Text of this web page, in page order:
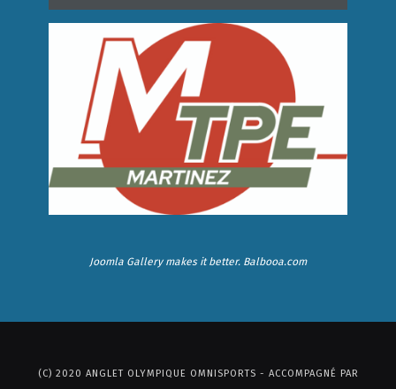
Joomla Gallerymakes it better. Balbooa.com
(C) 2020 ANGLET OLYMPIQUE OMNISPORTS - ACCOMPAGNÉ PAR